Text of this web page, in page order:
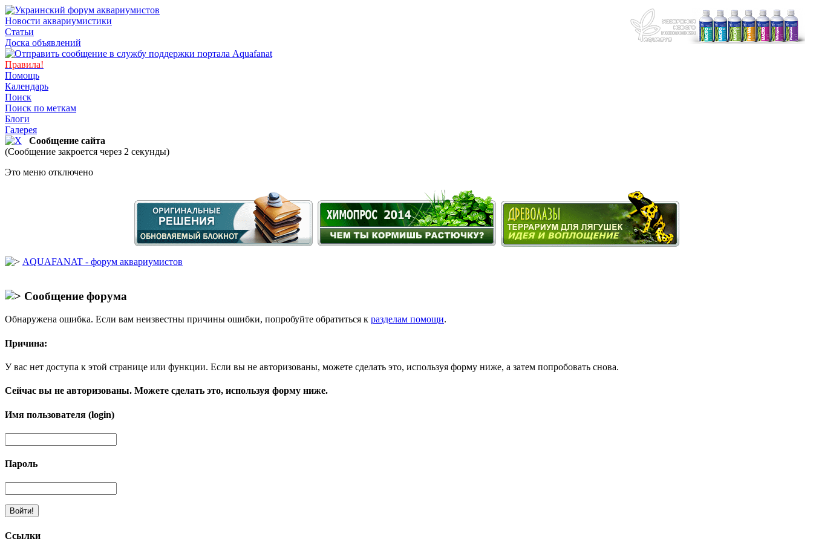
Новости аквариумистики
Статьи
Доска объявлений
Правила!
Помощь
Календарь
Поиск
Поиск по меткам
Блоги
Галерея
Сообщение сайта
(Сообщение закроется через 2 секунды)
Это меню отключено
AQUAFANAT - форум аквариумистов
Сообщение форума
Обнаружена ошибка. Если вам неизвестны причины ошибки, попробуйте обратиться к разделам помощи.
Причина:
У вас нет доступа к этой странице или функции. Если вы не авторизованы, можете сделать это, используя форму ниже, а затем попробовать снова.
Сейчас вы не авторизованы. Можете сделать это, используя форму ниже.
Имя пользователя (login)
Пароль
Ссылки